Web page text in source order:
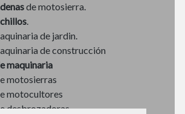
de motosierra.
.
de jardin.
de construcción
maquinaria
motosierras
motocultores
desbrozadoras